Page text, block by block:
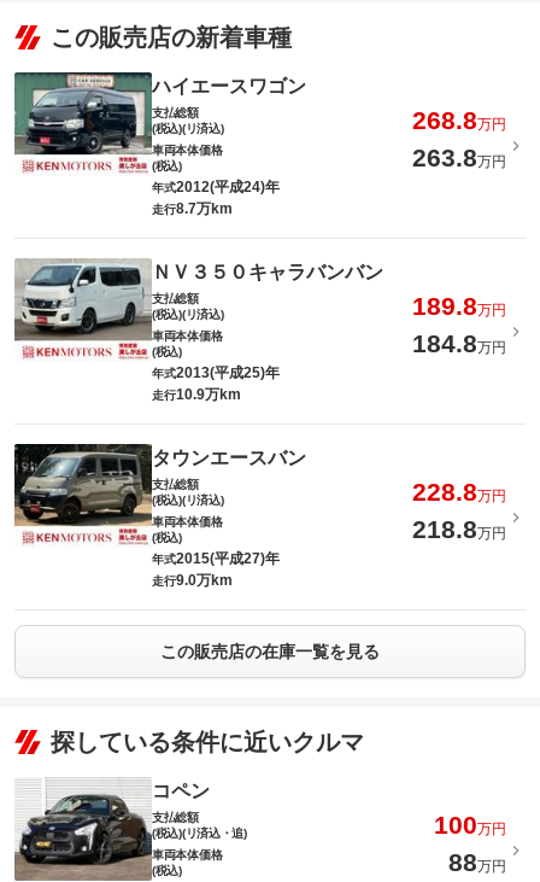
この販売店の新着車種
ハイエースワゴン
支払総額
(税込)(リ済込)
268.8万円
車両本体価格
(税込)
263.8万円
年式2012(平成24)年
走行8.7万km
ＮＶ３５０キャラバンバン
支払総額
(税込)(リ済込)
189.8万円
車両本体価格
(税込)
184.8万円
年式2013(平成25)年
走行10.9万km
タウンエースバン
支払総額
(税込)(リ済込)
228.8万円
車両本体価格
(税込)
218.8万円
年式2015(平成27)年
走行9.0万km
この販売店の在庫一覧を見る
探している条件に近いクルマ
コペン
支払総額
(税込)(リ済込・追)
100万円
車両本体価格
(税込)
88万円